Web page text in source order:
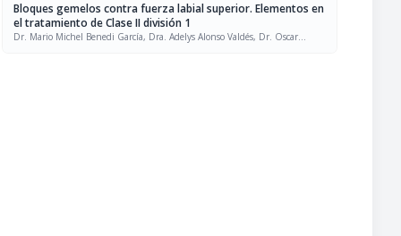
Bloques gemelos contra fuerza labial superior. Elementos en
el tratamiento de Clase II división 1
Dr. Mario Michel Benedi García, Dra. Adelys Alonso Valdés, Dr. Oscar